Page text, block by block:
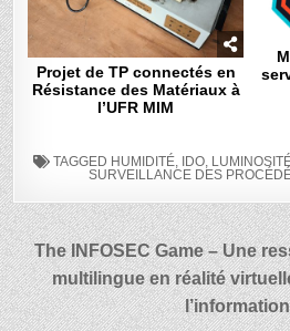
Projet de TP connectés en
Résistance des Matériaux à
l’UFR MIM
TAGGED HUMIDITÉ IDO
SURVEILLANCE DES
Navigation
de
l’article
The INFOSEC Game – Une
multilingue en réalité